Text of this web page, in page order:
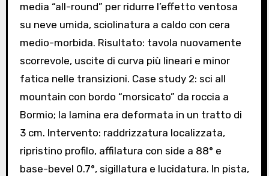
media “all-round” per ridurre l’effetto ventosa
su neve umida, sciolinatura a caldo con cera
medio-morbida. Risultato: tavola nuovamente
scorrevole, uscite di curva più lineari e minor
fatica nelle transizioni. Case study 2: sci all
mountain con bordo “morsicato” da roccia a
Bormio; la lamina era deformata in un tratto di
3 cm. Intervento: raddrizzatura localizzata,
ripristino profilo, affilatura con side a 88° e
base-bevel 0.7°, sigillatura e lucidatura. In pista,